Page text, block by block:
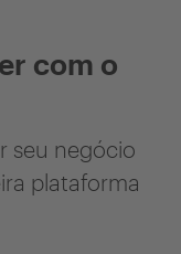
com o
seu negócio
plataforma